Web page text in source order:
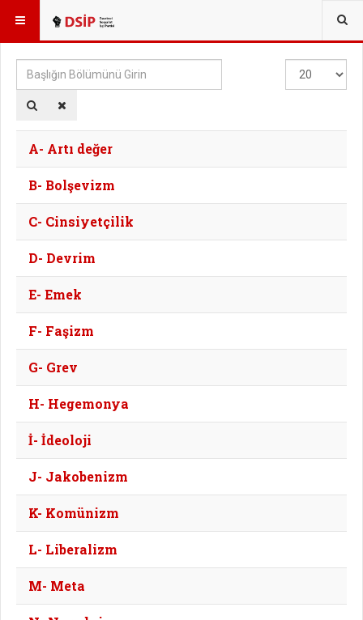
BURADASINIZ: TAGS
Başlığın
Bölümünü
Girin
Göster
#
A- Artı değer
B- Bolşevizm
C- Cinsiyetçilik
D- Devrim
E- Emek
F- Faşizm
G- Grev
H- Hegemonya
İ- İdeoloji
J- Jakobenizm
K- Komünizm
L- Liberalizm
M- Meta